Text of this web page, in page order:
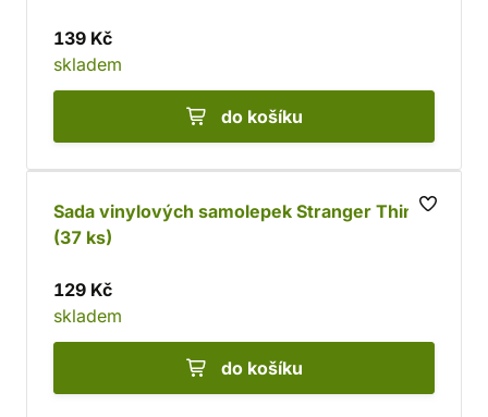
139 Kč
skladem
do košíku
Sada vinylových samolepek Stranger Things
(37 ks)
129 Kč
skladem
do košíku